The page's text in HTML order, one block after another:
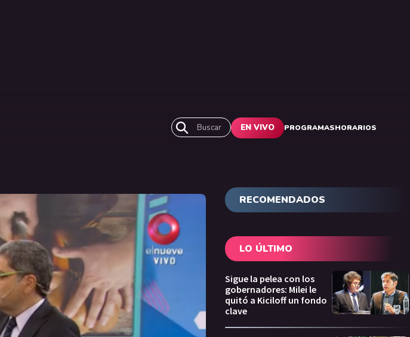
Buscar EN VIVO PROGRAMASHORARIOS
RECOMENDADOS
LO ÚLTIMO
Sigue la pelea con los
gobernadores: Milei le
quitó a Kiciloff un fondo
clave